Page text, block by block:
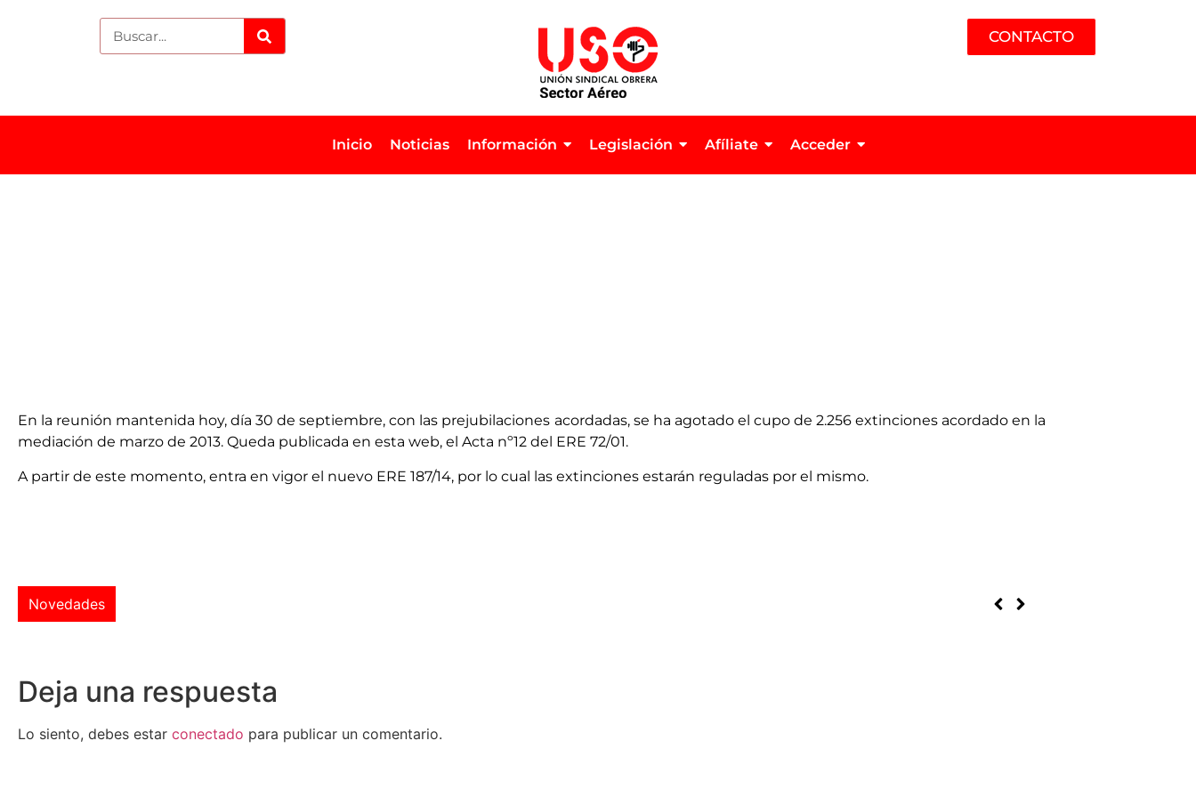
CONTACTO
Inicio Noticias Información Legislación Afíliate Acceder
En la reunión mantenida hoy, día 30 de septiembre, con las prejubilaciones acordadas, se ha agotado el cupo de 2.256 extinciones acordado en la
mediación de marzo de 2013. Queda publicada en esta web, el Acta nº12 del ERE 72/01.
A partir de este momento, entra en vigor el nuevo ERE 187/14, por lo cual las extinciones estarán reguladas por el mismo.
Novedades
Deja una respuesta
Lo siento, debes estar conectado para publicar un comentario.